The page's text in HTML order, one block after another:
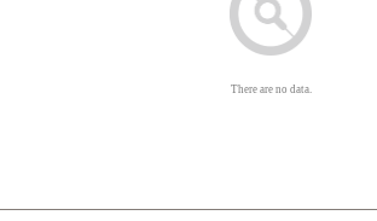
There are no data.